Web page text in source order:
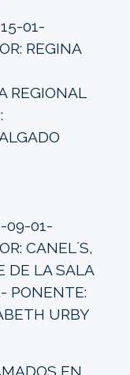
01-
REGINA
REGIONAL
09-01-
CANEL´S,
DE LA SALA
PONENTE:
URBY
EN